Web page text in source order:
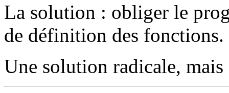
La solution : obliger le
de définition des fonctions.
Une solution radicale,